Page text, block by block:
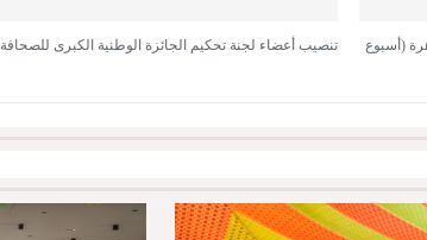
(أسبوع تنصيب أعضاء لجنة تحكيم الجائزة الوطنية الكبرى للصحافة